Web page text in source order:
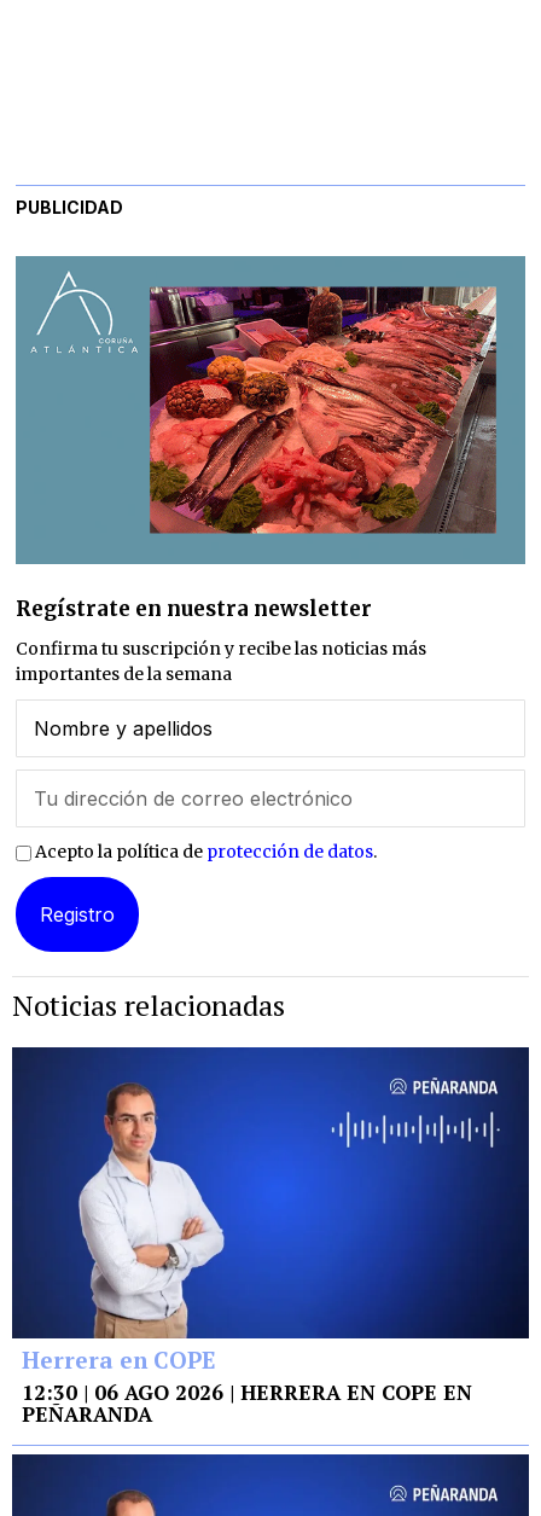
PUBLICIDAD
Regístrate en nuestra newsletter
Confirma tu suscripción y recibe las noticias más
importantes de la semana
Acepto la política de protección de datos.
Noticias relacionadas
Herrera en COPE
12:30 | 06 AGO 2026 | HERRERA EN COPE EN
PEÑARANDA